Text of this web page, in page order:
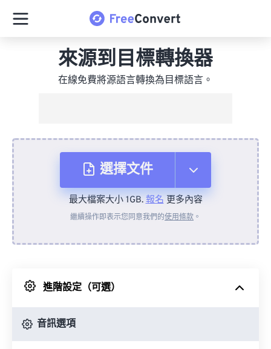
來源到目標轉換器
在線免費將源語言轉換為目標語言。
選擇文件
來自裝置
來自 Google 雲端硬碟
最大檔案大小 1GB.報名更多內容
繼續操作即表示您同意我們的使用條款 。
進階設定（可選）
音訊選項